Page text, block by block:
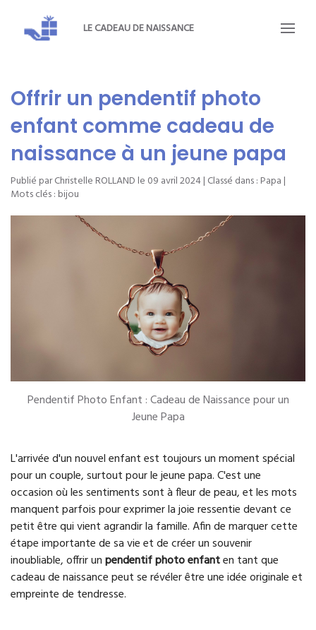
LE CADEAU DE NAISSANCE
Offrir un pendentif photo
enfant comme cadeau de
naissance à un jeune papa
Publié par Christelle ROLLAND le 09 avril 2024| Classé dans : Papa |
Mots clés : bijou
Pendentif Photo Enfant : Cadeau de Naissance pour un
Jeune Papa
L'arrivée d'un nouvel enfant est toujours un moment spécial
pour un couple, surtout pour le jeune papa. C'est une
occasion où les sentiments sont à fleur de peau, et les mots
manquent parfois pour exprimer la joie ressentie devant ce
petit être qui vient agrandir la famille. Afin de marquer cette
étape importante de sa vie et de créer un souvenir
inoubliable, offrir unpendentif photo enfanten tant que
cadeau de naissance peut se révéler être une idée originale et
empreinte de tendresse.